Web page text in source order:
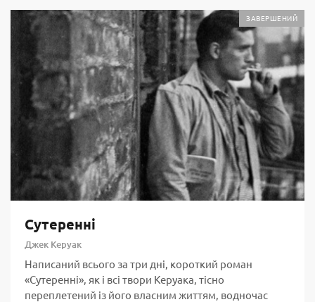
ЗАВЕРШЕНИЙ
Сутеренні
Джек Керуак
Написаний всього за три дні, короткий роман
«Сутеренні», як і всі твори Керуака, тісно
переплетений із його власним життям, водночас